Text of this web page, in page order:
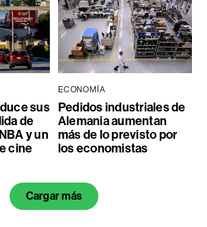
sus
de
y un
cine
ECONOMÍA
Pedidos industriales de
Alemania aumentan
más de lo previsto por
los economistas
Cargar más